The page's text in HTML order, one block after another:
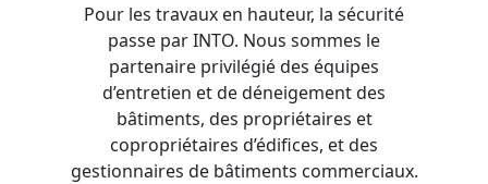
Pour les travaux en hauteur, la sécurité
passe par INTO. Nous sommes le
partenaire privilégié des équipes
d’entretien et de déneigement des
bâtiments, des propriétaires et
copropriétaires d’édifices, et des
gestionnaires de bâtiments commerciaux.